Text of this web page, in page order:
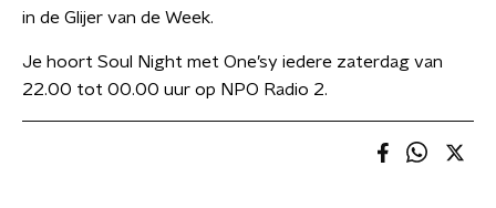
in de Glijer van de Week.
Je hoort Soul Night met One’sy iedere zaterdag van
22.00 tot 00.00 uur op NPO Radio 2.